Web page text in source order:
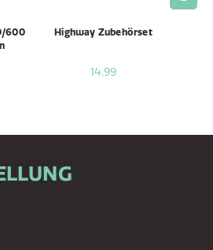
600
Highway Zubehörset
14,99